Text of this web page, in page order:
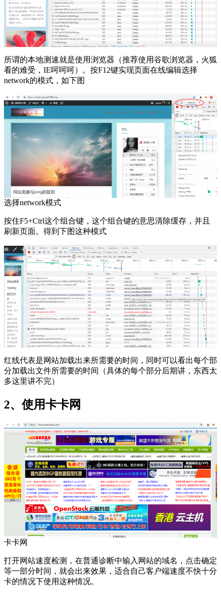
所谓的本地测速就是使用浏览器（推荐使用谷歌浏览器，火狐
看的难受，IE呵呵呵）。按F12键实现页面在线编辑选择
network的模式，如下图
选择network模式
按住F5+Ctrl这个组合键，这个组合键的意思清除缓存，并且
刷新页面。得到下图这种模式
红线代表是网站加载出来所需要的时间，同时可以看出每个部
分加载出文件所需要的时间（具体的每个部分后期讲，东西太
多这里讲不完）
2、使用卡卡网
卡卡网
打开网站速度检测，在普通诊断中输入网站的域名，点击确定
等一部分时间，就会出来效果，适合自己客户端速度不快十分
卡的情况下使用这种情况。